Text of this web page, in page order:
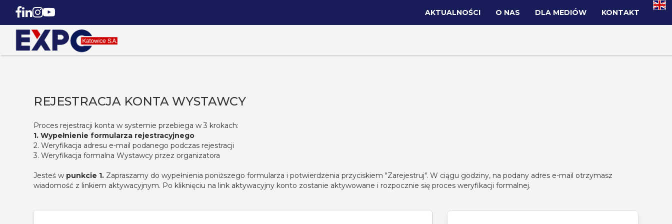
AKTUALNOŚCI O NAS DLA MEDIÓW KONTAKT
REJESTRACJA KONTA WYSTAWCY
Proces rejestracji konta w systemie przebiega w 3 krokach:
1. Wypełnienie formularza rejestracyjnego
2. Weryfikacja adresu e-mail podanego podczas rejestracji
3. Weryfikacja formalna Wystawcy przez organizatora
Jesteś w punkcie 1. Zapraszamy do wypełnienia poniższego formularza i potwierdzenia przyciskiem "Zarejestruj". W ciągu godziny, na podany adres e-mail otrzymasz
wiadomość z linkiem aktywacyjnym. Po kliknięciu na link aktywacyjny konto zostanie aktywowane i rozpocznie się proces weryfikacji formalnej.